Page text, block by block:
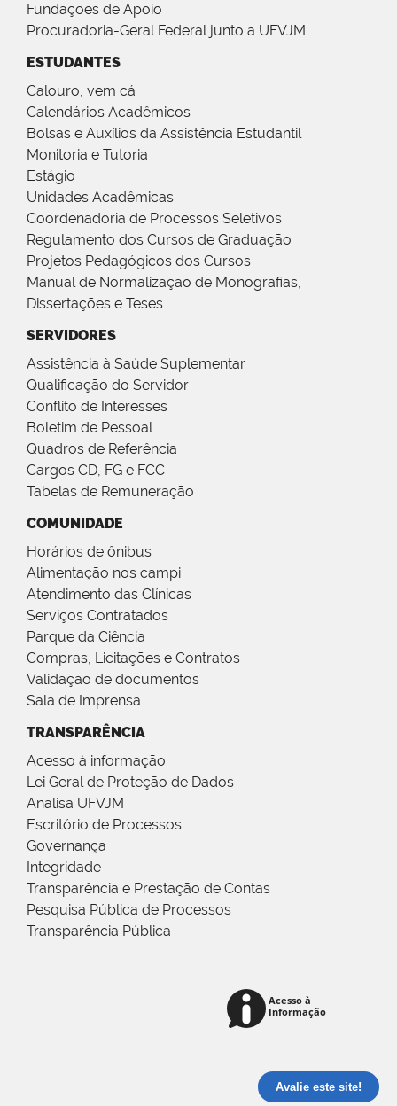
Fundações de Apoio
Procuradoria-Geral Federal junto a UFVJM
ESTUDANTES
Calouro, vem cá
Calendários Acadêmicos
Bolsas e Auxílios da Assistência Estudantil
Monitoria e Tutoria
Estágio
Unidades Acadêmicas
Coordenadoria de Processos Seletivos
Regulamento dos Cursos de Graduação
Projetos Pedagógicos dos Cursos
Manual de Normalização de Monografias,
Dissertações e Teses
SERVIDORES
Assistência à Saúde Suplementar
Qualificação do Servidor
Conflito de Interesses
Boletim de Pessoal
Quadros de Referência
Cargos CD, FG e FCC
Tabelas de Remuneração
COMUNIDADE
Horários de ônibus
Alimentação nos campi
Atendimento das Clínicas
Serviços Contratados
Parque da Ciência
Compras, Licitações e Contratos
Validação de documentos
Sala de Imprensa
TRANSPARÊNCIA
Acesso à informação
Lei Geral de Proteção de Dados
Analisa UFVJM
Escritório de Processos
Governança
Integridade
Transparência e Prestação de Contas
Pesquisa Pública de Processos
Transparência Pública
Avalie este site!